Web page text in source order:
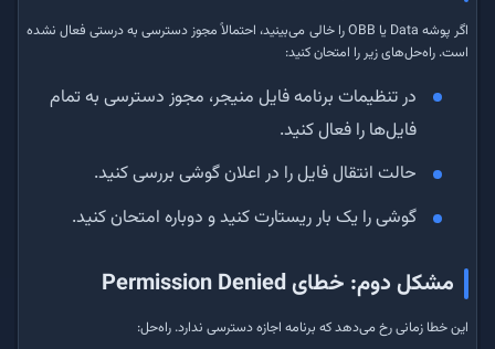
اگر پوشه Data یا OBB را خالی می‌بینید، احتمالاً مجوز دسترسی به درستی فعال نشده
است. راه‌حل‌های زیر را امتحان کنید:
در تنظیمات برنامه فایل منیجر، مجوز دسترسی به تمام
فایل‌ها را فعال کنید.
حالت انتقال فایل را در اعلان گوشی بررسی کنید.
گوشی را یک بار ریستارت کنید و دوباره امتحان کنید.
مشکل دوم: خطای Permission Denied
این خطا زمانی رخ می‌دهد که برنامه اجازه دسترسی ندارد. راه‌حل: